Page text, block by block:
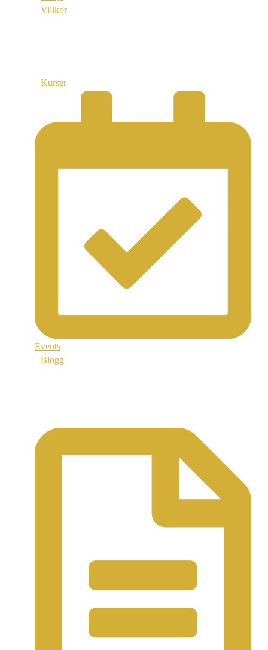
Villkor
Kurser
Events
Blogg